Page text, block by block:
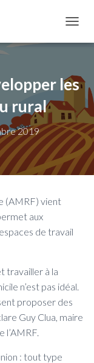
les
rural
2019
(AMRF) vient
aux
de travail
travailler à la
n’est pas idéal.
proposer des
Guy Clua, maire
l’AMRF.
: tout type